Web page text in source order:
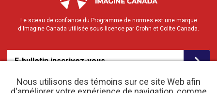
Nous utilisons des témoins sur ce site Web afin
Le sceau de confiance du Programme de normes est une marque
d'Imagine Canada utilisée sous licence par Crohn et Colite Canada.
E-bulletin inscrivez-vous